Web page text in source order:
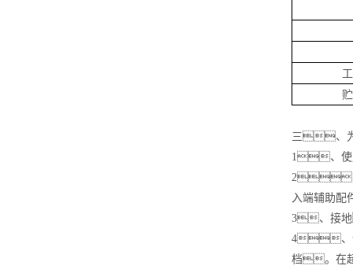
三、为
1、使
2、
入端辅助
3、接地
4、
档。在